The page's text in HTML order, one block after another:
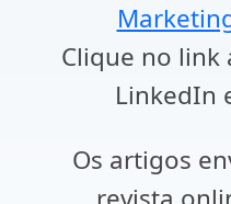
Clique no link
LinkedIn
Os artigos